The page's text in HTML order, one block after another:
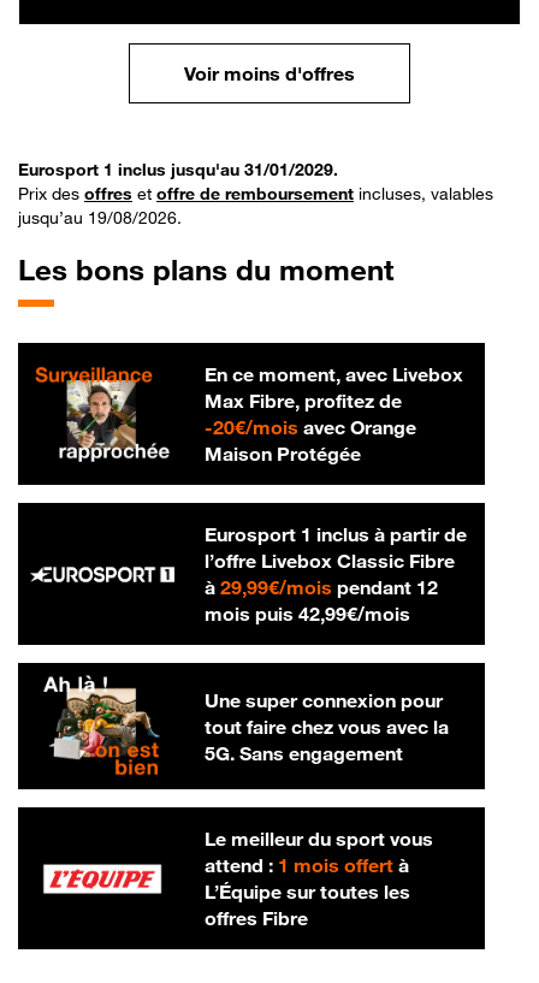
Voir moins d'offres
Eurosport 1 inclus jusqu'au 31/01/2029.
Prix des offres et offre de remboursement incluses, valables
jusqu’au 19/08/2026.
Les bons plans du moment
En ce moment, avec Livebox
Max Fibre, profitez de
-20€/mois20 € par mois
avec Orange
Maison Protégée
Eurosport 1 inclus à partir de
l’offre Livebox Classic Fibre
à 29,99€/mois29,99 € par mois
pendant 12
mois puis 42,99€/mois42,99 € par
Une super connexion pour
tout faire chez vous avec la
5G. Sans engagement
Le meilleur du sport vous
attend : 1 mois offertà
L’Équipe sur toutes les
offres Fibre